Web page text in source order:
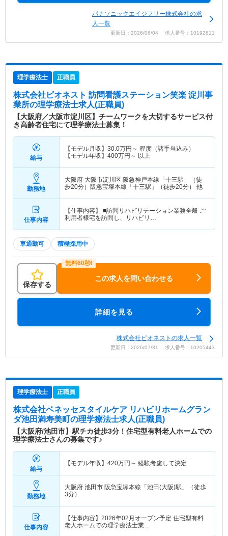
パナソニックエイジフリー株式会社の求
人一覧
更新日：2026/08/04 求人番号：10192811
理学療法士 正職員
株式会社ビオネスト 訪問看護ステーション笑楽 淀川事
業所の理学療法士求人(正職員)
【大阪府／大阪市淀川区】チームワークを大切するサービス付
き高齢者住宅にて理学療法士募集！
給与
【モデル月収】 30.0万円～ 程度（諸手当込み）
【モデル年収】 400万円～ 以上
勤務地
大阪府 大阪市淀川区 阪急神戸本線「十三駅」（徒
歩20分）阪急宝塚本線「十三駅」（徒歩20分） 他
仕事内容
【仕事内容】 ■訪問リハビリテーション業務全般 ご
利用者様宅を訪問し、リハビリ…
車通勤可 積極採用中
保存する
この求人を問い合わせる
詳細を見る
株式会社ビオネストの求人一覧
更新日：2026/07/31 求人番号：10205443
理学療法士 正職員
株式会社ベネッセスタイルケア リハビリホームグラン
ダ池田満寿美町の理学療法士求人(正職員)
【大阪府/池田市】駅チカ徒歩3分！住宅型有料老人ホームでの
理学療法士さんの募集です♪
給与
【モデル年収】 420万円～ 経験考慮して決定
勤務地
大阪府 池田市 阪急宝塚本線「池田(大阪)駅」（徒歩
3分）
仕事内容
【仕事内容】2026年02月オープン予定 住宅型有料
老人ホームでの理学療法士業…